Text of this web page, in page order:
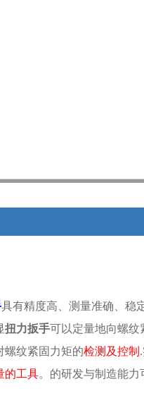
具有精度高、测量准确、稳
扭力扳手可以定量地向螺纹
螺纹紧固力矩的检测及控制
的工具。的研发与制造能力